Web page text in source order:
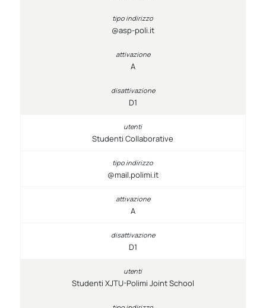
@asp-poli.it
A
D1
Studenti Collaborative
@mail.polimi.it
A
D1
Studenti XJTU-Polimi Joint School